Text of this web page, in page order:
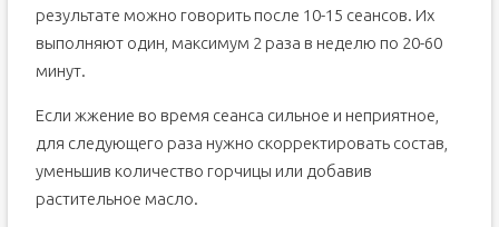
результате можно говорить после 10-15 сеансов. Их
выполняют один, максимум 2 раза в неделю по 20-60
минут.
Если жжение во время сеанса сильное и неприятное,
для следующего раза нужно скорректировать состав,
уменьшив количество горчицы или добавив
растительное масло.